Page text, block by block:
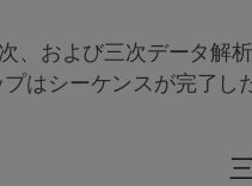
、および三次データ解
はシーケンスが完了し